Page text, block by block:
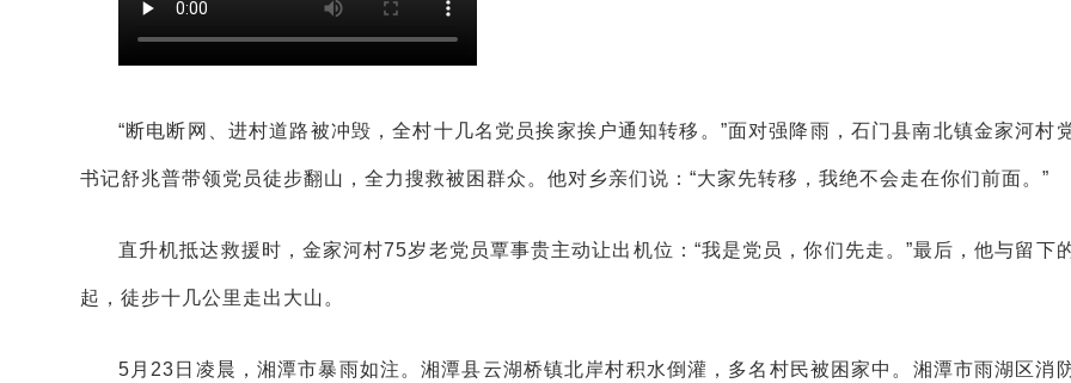
“断电断网、进村道路被冲毁，全村十几名党员挨家挨户通知转移。”面对强降雨，石门县南北镇金家河村
书记舒兆普带领党员徒步翻山，全力搜救被困群众。他对乡亲们说：“大家先转移，我绝不会走在你们前面。”
直升机抵达救援时，金家河村75岁老党员覃事贵主动让出机位：“我是党员，你们先走。”最后，他与留下
起，徒步十几公里走出大山。
5月23日凌晨，湘潭市暴雨如注。湘潭县云湖桥镇北岸村积水倒灌，多名村民被困家中。湘潭市雨湖区消